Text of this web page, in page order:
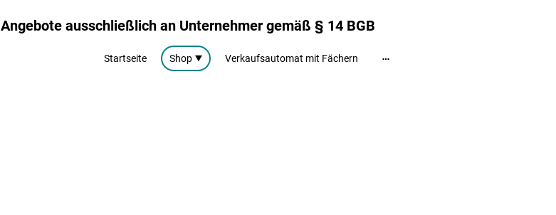
Angebote ausschließlich an Unternehmer gemäß § 14 BGB
Startseite Shop Verkaufsautomat mit Fächern